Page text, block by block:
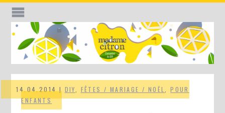
14.04.2014 | DIY FÊTES / MARIAGE / NOËL ,POUR
ENFANTS